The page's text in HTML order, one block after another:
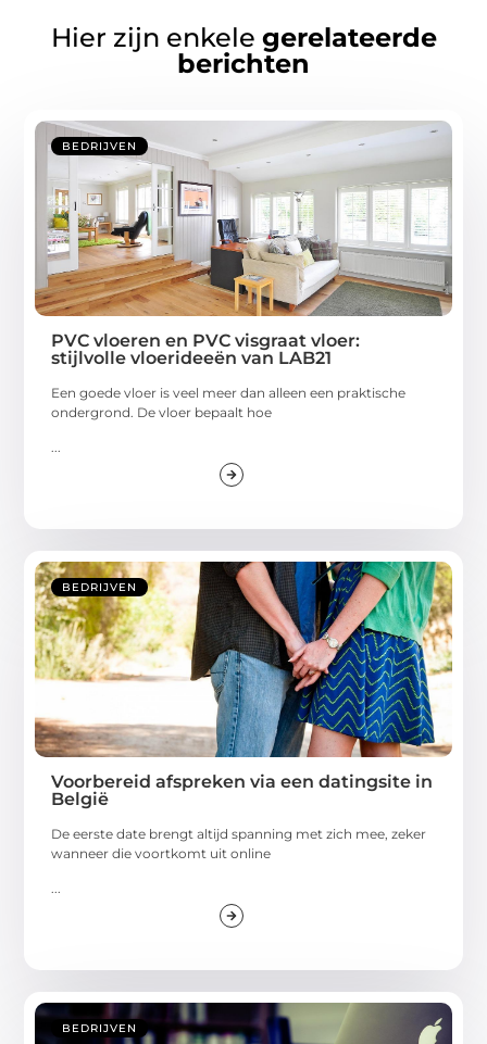
Hier zijn enkele gerelateerde
berichten
BEDRIJVEN
PVC vloeren en PVC visgraat vloer:
stijlvolle vloerideeën van LAB21
Een goede vloer is veel meer dan alleen een praktische
ondergrond. De vloer bepaalt hoe
...
BEDRIJVEN
Voorbereid afspreken via een datingsite in
België
De eerste date brengt altijd spanning met zich mee, zeker
wanneer die voortkomt uit online
...
BEDRIJVEN